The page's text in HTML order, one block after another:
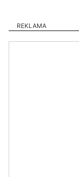
REKLAMA